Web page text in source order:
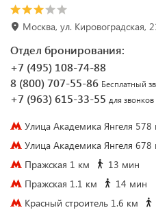
Москва, ул. Кировоградская,
Отдел бронирования:
+7 (495) 108-74-88
8 (800) 707-55-86 Бесплатный
+7 (963) 615-33-55 для
Улица Академика Янгеля 578
Улица Академика Янгеля 678
Пражская 1 км
13 мин
Пражская 1.1 км
14 мин
Красный строитель 1.6 км